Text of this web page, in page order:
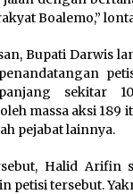
Boalemo,”
Bupati Darwis
sekitar
massa aksi 189
pejabat lainnya.
Halid Arifin
petisi tersebut.